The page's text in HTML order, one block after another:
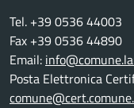
Tel. +39 0536 44003
Fax +39 0536 44890
Email:
Posta Elettronica